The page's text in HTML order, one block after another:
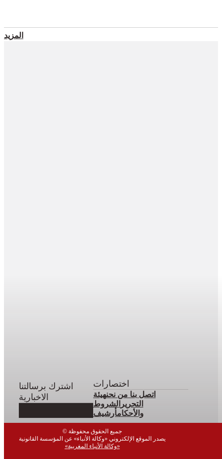
المزيد
اشترك برسالتنا
الاخبارية
اختصارات
اتصل بنا من نحنهيئة
التحرير الشروط
والأحكامأرشيف
© جميع الحقوق محفوظة
يصدر الموقع الإلكتروني «وكالة الأنباء» عن المؤسسة القانونية
«وكالة الأنباء المغربية»